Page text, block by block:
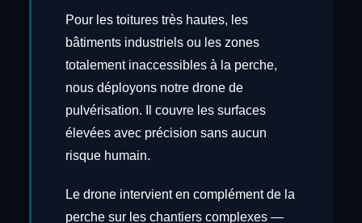
Pour les toitures très hautes, les
bâtiments industriels ou les zones
totalement inaccessibles à la perche,
nous déployons notre drone de
pulvérisation. Il couvre les surfaces
élevées avec précision sans aucun
risque humain.
Le drone intervient en complément de la
perche sur les chantiers complexes —